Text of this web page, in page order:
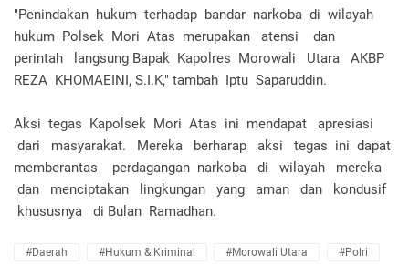
"Penindakan hukum terhadap bandar narkoba di wilayah
hukum Polsek Mori Atas merupakan atensi dan
perintah langsung Bapak Kapolres Morowali Utara AKBP
REZA KHOMAEINI, S.I.K," tambah Iptu Saparuddin.
Aksi tegas Kapolsek Mori Atas ini mendapat apresiasi
dari masyarakat. Mereka berharap aksi tegas ini dapat
memberantas perdagangan narkoba di wilayah mereka
dan menciptakan lingkungan yang aman dan kondusif
khususnya di Bulan Ramadhan.
#Daerah #Hukum & Kriminal #Morowali Utara #Polri